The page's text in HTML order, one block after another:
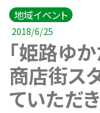
地域イベント
2018/6/25
「姫路ゆ
商店街ス
ていただ